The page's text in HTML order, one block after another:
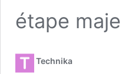
étape
Technika